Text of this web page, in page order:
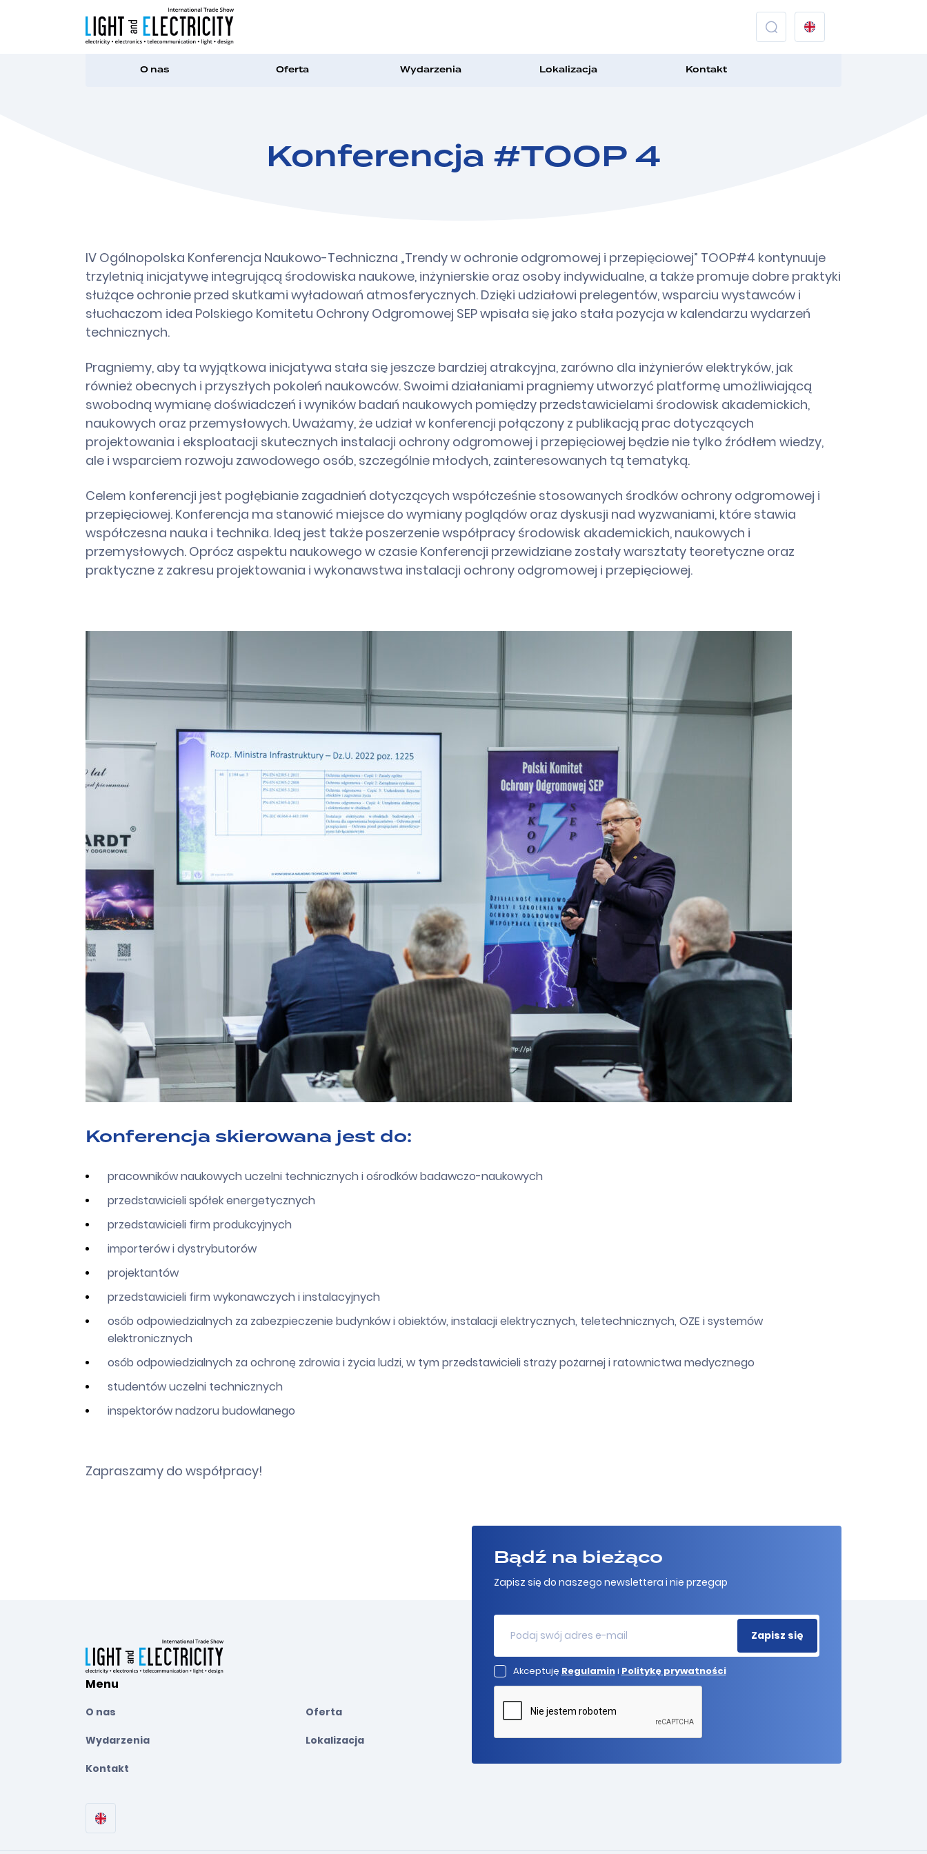
O nas Oferta Wydarzenia Lokalizacja Kontakt
Konferencja #TOOP 4
IV Ogólnopolska Konferencja Naukowo-Techniczna „Trendy w ochronie odgromowej i przepięciowej” TOOP#4 kontynuuje
trzyletnią inicjatywę integrującą środowiska naukowe, inżynierskie oraz osoby indywidualne, a także promuje dobre praktyki
służące ochronie przed skutkami wyładowań atmosferycznych. Dzięki udziałowi prelegentów, wsparciu wystawców i
słuchaczom idea Polskiego Komitetu Ochrony Odgromowej SEP wpisała się jako stała pozycja w kalendarzu wydarzeń
technicznych.
Pragniemy, aby ta wyjątkowa inicjatywa stała się jeszcze bardziej atrakcyjna, zarówno dla inżynierów elektryków, jak
również obecnych i przyszłych pokoleń naukowców. Swoimi działaniami pragniemy utworzyć platformę umożliwiającą
swobodną wymianę doświadczeń i wyników badań naukowych pomiędzy przedstawicielami środowisk akademickich,
naukowych oraz przemysłowych. Uważamy, że udział w konferencji połączony z publikacją prac dotyczących
projektowania i eksploatacji skutecznych instalacji ochrony odgromowej i przepięciowej będzie nie tylko źródłem wiedzy,
ale i wsparciem rozwoju zawodowego osób, szczególnie młodych, zainteresowanych tą tematyką.
Celem konferencji jest pogłębianie zagadnień dotyczących współcześnie stosowanych środków ochrony odgromowej i
przepięciowej. Konferencja ma stanowić miejsce do wymiany poglądów oraz dyskusji nad wyzwaniami, które stawia
współczesna nauka i technika. Ideą jest także poszerzenie współpracy środowisk akademickich, naukowych i
przemysłowych. Oprócz aspektu naukowego w czasie Konferencji przewidziane zostały warsztaty teoretyczne oraz
praktyczne z zakresu projektowania i wykonawstwa instalacji ochrony odgromowej i przepięciowej.
Konferencja skierowana jest do:
pracowników naukowych uczelni technicznych i ośrodków badawczo-naukowych
przedstawicieli spółek energetycznych
przedstawicieli firm produkcyjnych
importerów i dystrybutorów
projektantów
przedstawicieli firm wykonawczych i instalacyjnych
osób odpowiedzialnych za zabezpieczenie budynków i obiektów, instalacji elektrycznych, teletechnicznych, OZE i systemów
elektronicznych
osób odpowiedzialnych za ochronę zdrowia i życia ludzi, w tym przedstawicieli straży pożarnej i ratownictwa medycznego
studentów uczelni technicznych
inspektorów nadzoru budowlanego
Zapraszamy do współpracy!
Menu
O nas Oferta
Wydarzenia Lokalizacja
Kontakt
Bądź na bieżąco
Zapisz się do naszego newslettera i nie przegap
Akceptuję Regulamini Politykę prywatności